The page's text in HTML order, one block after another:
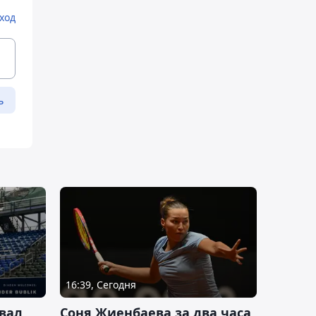
16:39, Сегодня
Соня Жиенбаева за два часа